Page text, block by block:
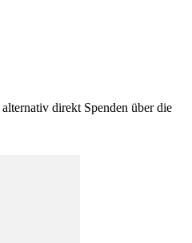
alternativ direkt Spenden über die